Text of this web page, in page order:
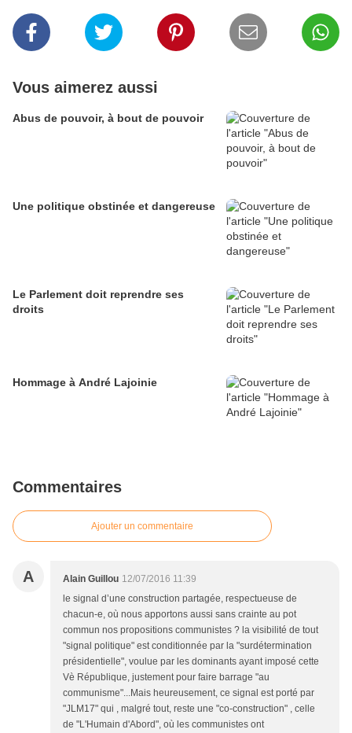
Vous aimerez aussi
Abus de pouvoir, à bout de pouvoir
Une politique obstinée et dangereuse
Le Parlement doit reprendre ses
droits
Hommage à André Lajoinie
Commentaires
Ajouter un commentaire
A Alain Guillou 12/07/2016 11:39
le signal d’une construction partagée, respectueuse de
chacun-e, où nous apportons aussi sans crainte au pot
commun nos propositions communistes ? la visibilité de tout
"signal politique" est conditionnée par la "surdétermination
présidentielle", voulue par les dominants ayant imposé cette
Vè République, justement pour faire barrage "au
communisme"...Mais heureusement, ce signal est porté par
"JLM17" qui , malgré tout, reste une "co-construction" , celle
de "L'Humain d'Abord", où les communistes ont